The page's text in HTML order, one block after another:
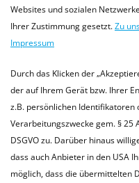
Krankheiten bei
Bitte kontaktieren Sie
in Ihrer Nähe....mehr
Filtern
Websites und sozialen
Ihrer Zustimmung gesetzt.Zu
Impressum
Durch das Klicken der
der auf Ihrem Gerät bzw. Ihrer
z.B. persönlichen Identifikatoren
Verarbeitungszwecke gem. § 25
DSGVO zu. Darüber hinaus
dass auch Anbieter in den USA
möglich, dass die übermittelten